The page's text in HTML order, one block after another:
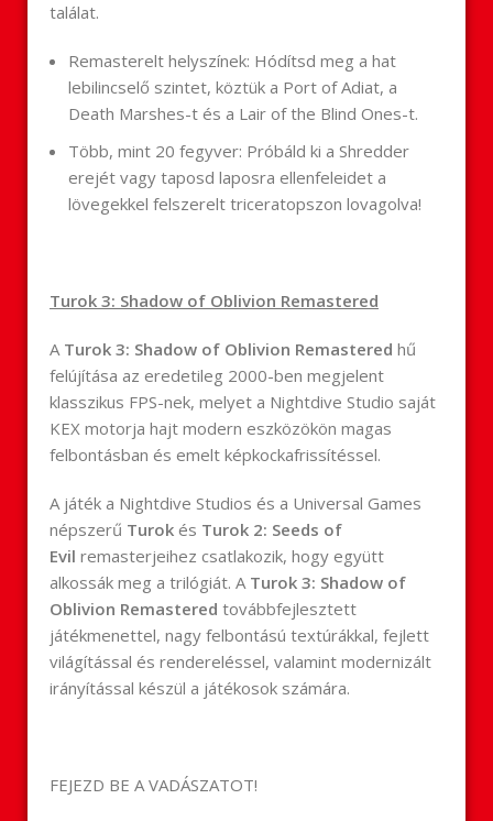
találat.
Remasterelt helyszínek: Hódítsd meg a hat
lebilincselő szintet, köztük a Port of Adiat, a
Death Marshes-t és a Lair of the Blind Ones-t.
Több, mint 20 fegyver: Próbáld ki a Shredder
erejét vagy taposd laposra ellenfeleidet a
lövegekkel felszerelt triceratopszon lovagolva!
Turok 3: Shadow of Oblivion Remastered
A Turok 3: Shadow of Oblivion Remastered hű
felújítása az eredetileg 2000-ben megjelent
klasszikus FPS-nek, melyet a Nightdive Studio saját
KEX motorja hajt modern eszközökön magas
felbontásban és emelt képkockafrissítéssel.
A játék a Nightdive Studios és a Universal Games
népszerű Turok és Turok 2: Seeds of
Evil remasterjeihez csatlakozik, hogy együtt
alkossák meg a trilógiát. A Turok 3: Shadow of
Oblivion Remastered továbbfejlesztett
játékmenettel, nagy felbontású textúrákkal, fejlett
világítással és rendereléssel, valamint modernizált
irányítással készül a játékosok számára.
FEJEZD BE A VADÁSZATOT!